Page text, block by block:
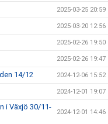
2025-03-25 20:59
2025-03-20 12:56
2025-02-26 19:50
2025-02-26 19:47
14/12 2024-12-06 15:52
2024-12-01 19:07
i Växjö 30/11-
2024-12-01 14:46